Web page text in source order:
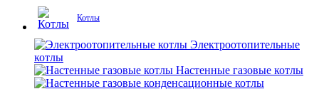
Котлы
Электроотопительные
котлы
Настенные газовые котлы